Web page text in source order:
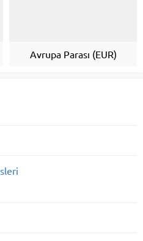
Avrupa Parası (EUR)